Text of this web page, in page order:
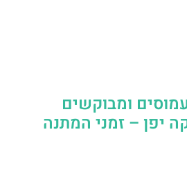
ומבוקשים
יפן – זמני המתנה